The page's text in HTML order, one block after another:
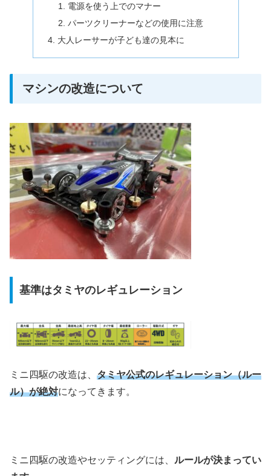
電源を使う上でのマナー
パーツクリーナーなどの使用に注意
大人レーサーが子ども達の見本に
マシンの改造について
基準はタミヤのレギュレーション
ミニ四駆の改造は、 タミヤ公式のレギュレーション（ルー
ル）が絶対になってきます。
ミニ四駆の改造やセッティングには、 ルールが決まってい